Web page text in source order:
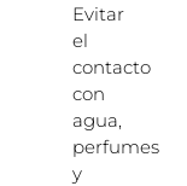
Evitar
el
contacto
con
agua,
perfumes
y